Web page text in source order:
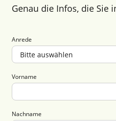
Genau die Infos, die Sie
Anrede
Vorname
Nachname